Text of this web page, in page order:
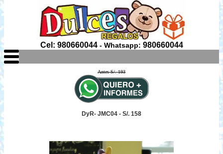
Cel: 980660044- Whatsapp: 980660044
Antes S/. 193
DyR- JMC04 - S/. 158